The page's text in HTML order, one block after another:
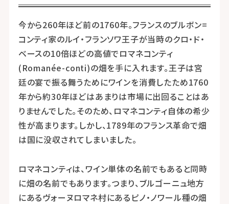
今から260年ほど前の1760年。フランスのブルボン=
コンティ家のルイ・フランソワ王子が当時のクロ・ド・
ベースの10倍ほどの高値でロマネコンティ
(Romanée-conti)の畑を手に入れます。王子は宮
廷の宴で振る舞うためにワインを消費したため1760
年から約30年ほどはあまりは市場に出回ることはあ
りませんでした。そのため、ロマネコンティ自体の希少
性が高まります。しかし、1789年のフランス革命で畑
は国に没収されてしまいました。
ロマネコンティは、ワイン単体の名前でもあると同時
に畑の名前でもあります。つまり、ブルゴーニュ地方
にあるヴォーヌロマネ村にあるピノ・ノワール種の畑